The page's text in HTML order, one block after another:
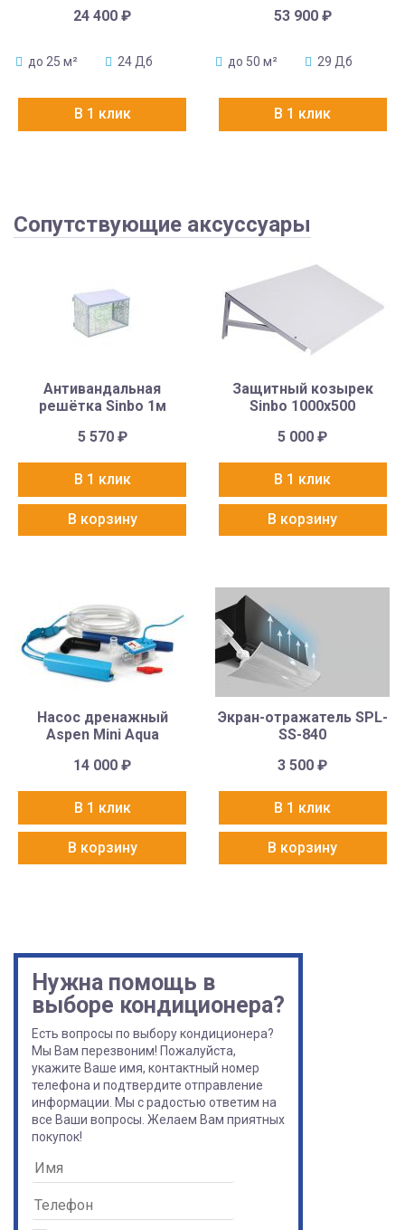
24 400₽
до 25 м² 24 Дб
В 1 клик
53 900 ₽
до 50 м² 29 Дб
В 1 клик
Сопутствующие аксуссуары
Антивандальная
решётка Sinbo 1м
5 570 ₽
В 1 клик
В корзину
Защитный козырек
Sinbo 1000х500
5 000₽
В 1 клик
В корзину
Насос дренажный
Aspen Mini Aqua
14 000₽
В 1 клик
В корзину
Экран-отражатель SPL-
SS-840
3 500₽
В 1 клик
В корзину
Нужна помощь в
выборе кондиционера?
Есть вопросы по выбору кондиционера?
Мы Вам перезвоним! Пожалуйста,
укажите Ваше имя, контактный номер
телефона и подтвердите отправление
информации. Мы с радостью ответим на
все Ваши вопросы. Желаем Вам приятных
покупок!